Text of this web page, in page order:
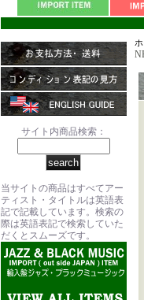
サイト内商品検索：
当サイトの商品はすべてアー
ティスト・タイトルは英語表
記で記載しています。検索の
際は英語表記で検索していた
だくとスムーズです。